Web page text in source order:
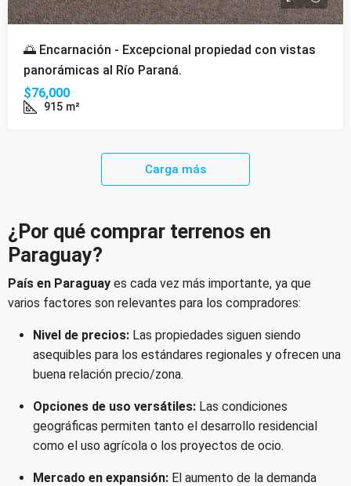
🌅 Encarnación - Excepcional propiedad con vistas
panorámicas al Río Paraná.
$76,000
915 m²
Carga más
¿Por qué comprar terrenos en
Paraguay?
País en Paraguay es cada vez más importante, ya que
varios factores son relevantes para los compradores:
Nivel de precios: Las propiedades siguen siendo
asequibles para los estándares regionales y ofrecen una
buena relación precio/zona.
Opciones de uso versátiles: Las condiciones
geográficas permiten tanto el desarrollo residencial
como el uso agrícola o los proyectos de ocio.
Mercado en expansión: El aumento de la demanda